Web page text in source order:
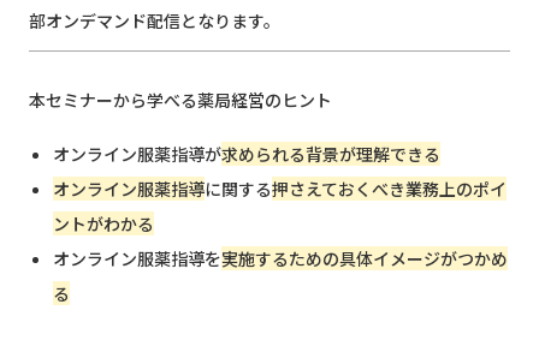
部オンデマンド配信となります。
本セミナーから学べる薬局経営のヒント
オンライン服薬指導が求められる背景が理解できる
オンライン服薬指導に関する押さえておくべき業務上のポイ
ントがわかる
オンライン服薬指導を実施するための具体イメージがつかめ
る